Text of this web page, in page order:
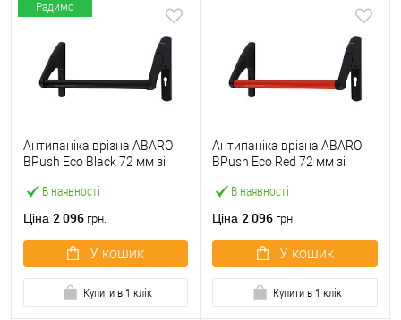
Радимо
В наявності
Антипаніка врізна ABARO
BPush Eco Black 72 мм зі
Ціна 2 096 грн.
У кошик
Купити в 1 клік
В наявності
Антипаніка врізна ABARO
BPush Eco Red 72 мм зі
Ціна 2 096 грн.
У кошик
Купити в 1 клік